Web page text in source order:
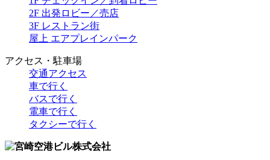
2F 出発ロビー／売店
3F レストラン街
屋上 エアプレインパーク
アクセス・駐車場
交通アクセス
車で行く
バスで行く
電車で行く
タクシーで行く